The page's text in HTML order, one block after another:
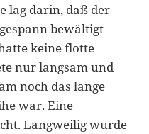
lag darin, daß der
be­wältigt
keine flotte
nur langsam und
noch das lange
war. Eine
Langweilig wurde